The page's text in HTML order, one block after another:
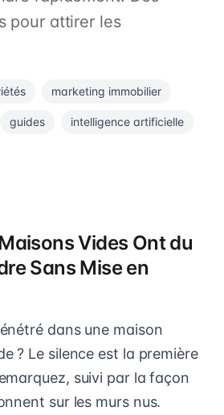
pour attirer les
marketing immobilier
guides intelligence artificielle
Vides Ont du
Sans Mise en
dans une maison
? Le silence est la première
suivi par la façon
sur les murs nus.